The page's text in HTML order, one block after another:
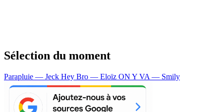
Sélection du moment
Parapluie — Jeck Hey Bro — Eloïz ON Y VA — Smily